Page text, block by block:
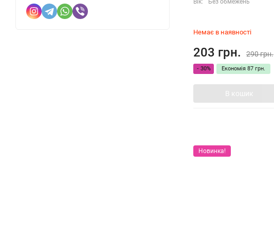
Вік: Без обмежень
Немає в наявності
203 грн. 290 грн.
- 30% Економія 87 грн.
В кошик
Новинка!